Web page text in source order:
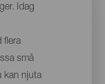
Idag
flera
små
kan njuta